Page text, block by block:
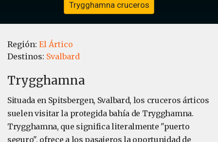
Trygghamna cruceros
Región: El Ártico
Destinos: Svalbard
Trygghamna
Situada en Spitsbergen, Svalbard, los cruceros árticos
suelen visitar la protegida bahía de Trygghamna.
Trygghamna, que significa literalmente "puerto
seguro", ofrece a los pasajeros la oportunidad de